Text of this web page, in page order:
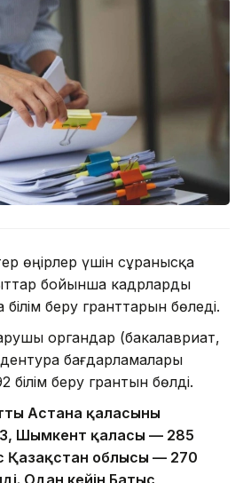
өңірлер үшін сұранысқа
бойынша кадрларды
беру гранттарын бөледі.
органдар (бакалавриат,
бағдарламалары
беру грантын бөлді.
Астана қаласының
Шымкент қаласы — 285
Қазақстан облысы — 270